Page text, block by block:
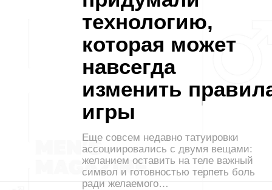
технологию,
которая может
навсегда
изменить
игры
Еще совсем недавно татуировки
ассоциировались с двумя вещами:
желанием оставить на теле важный
символ и готовностью терпеть боль
ради желаемого…